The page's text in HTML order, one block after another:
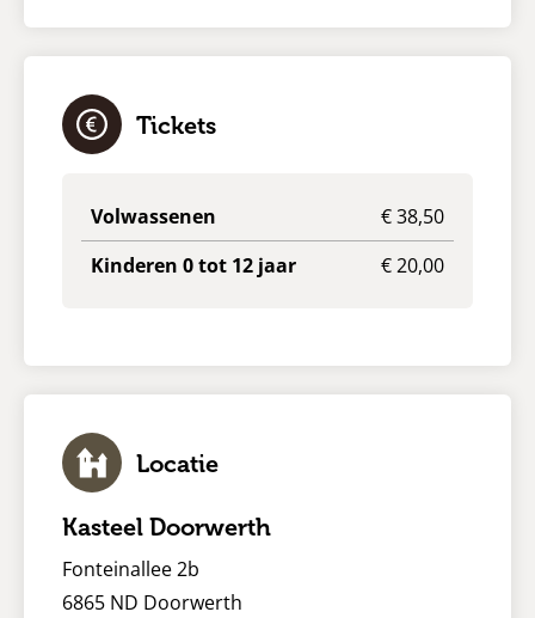
Tickets
Volwassenen
€ 38,50
Kinderen 0 tot 12 jaar
€ 20,00
Locatie
Kasteel Doorwerth
Fonteinallee 2b
6865 ND Doorwerth